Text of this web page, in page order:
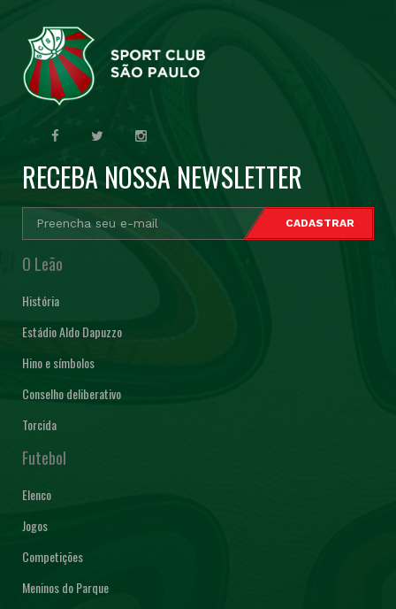
RECEBA NOSSA NEWSLETTER
O Leão
História
Estádio Aldo Dapuzzo
Hino e símbolos
Conselho deliberativo
Torcida
Futebol
Elenco
Jogos
Competições
Meninos do Parque